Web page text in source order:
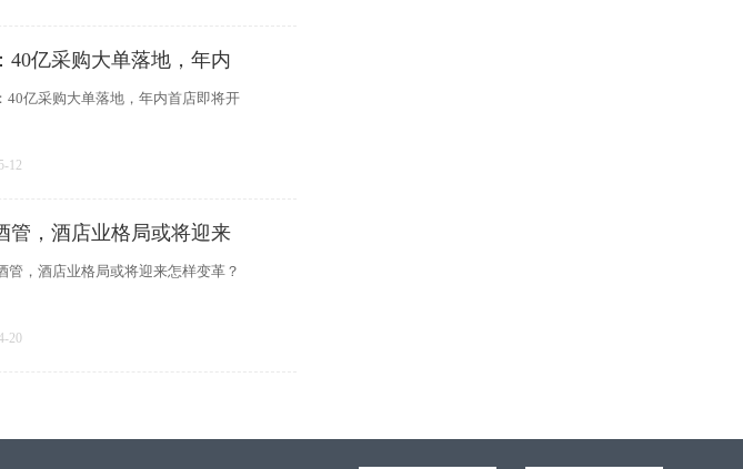
40亿采购大单落地，年内
40亿采购大单落地，年内首店即将开
12
管，酒店业格局或将迎来
管，酒店业格局或将迎来怎样变革？
20